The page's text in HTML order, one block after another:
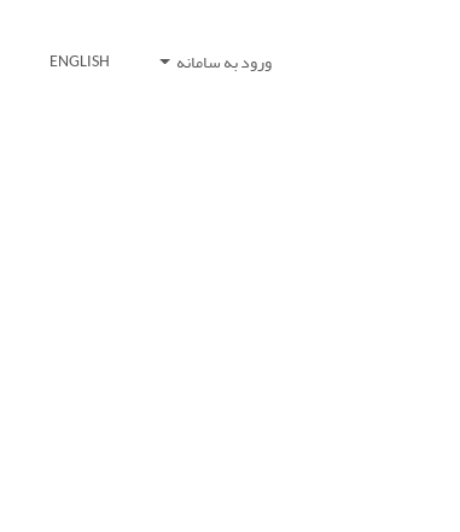
ورود به سامانه ENGLISH